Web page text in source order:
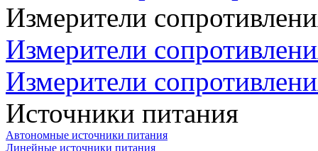
Измерители
Измерители
Измерители
Источники питания
Автономные источники питания
Линейные источники питания